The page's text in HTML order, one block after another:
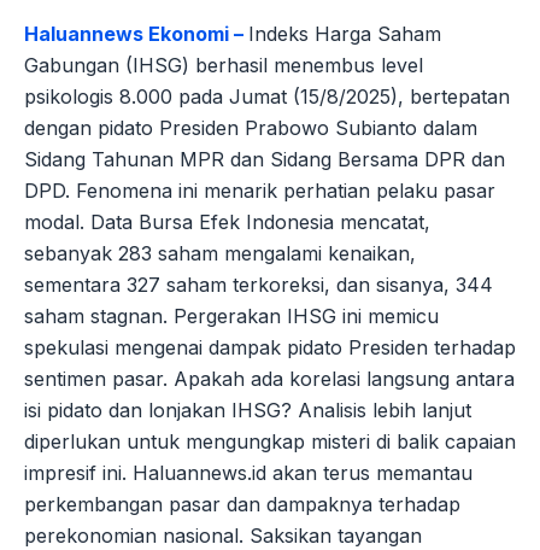
Haluannews Ekonomi – Indeks Harga Saham
Gabungan (IHSG) berhasil menembus level
psikologis 8.000 pada Jumat (15/8/2025), bertepatan
dengan pidato Presiden Prabowo Subianto dalam
Sidang Tahunan MPR dan Sidang Bersama DPR dan
DPD. Fenomena ini menarik perhatian pelaku pasar
modal. Data Bursa Efek Indonesia mencatat,
sebanyak 283 saham mengalami kenaikan,
sementara 327 saham terkoreksi, dan sisanya, 344
saham stagnan. Pergerakan IHSG ini memicu
spekulasi mengenai dampak pidato Presiden terhadap
sentimen pasar. Apakah ada korelasi langsung antara
isi pidato dan lonjakan IHSG? Analisis lebih lanjut
diperlukan untuk mengungkap misteri di balik capaian
impresif ini. Haluannews.id akan terus memantau
perkembangan pasar dan dampaknya terhadap
perekonomian nasional. Saksikan tayangan